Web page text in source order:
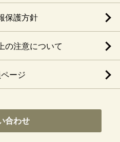
保護方針
の注意について
ージ
合わせ